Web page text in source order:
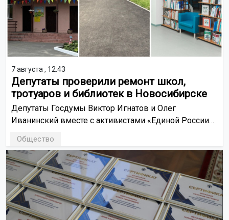
7 августа , 12:43
Депутаты проверили ремонт школ,
тротуаров и библиотек в Новосибирске
Депутаты Госдумы Виктор Игнатов и Олег
Иванинский вместе с активистами «Единой России»
Они оценили готовность школ, детских садов
и библиотек к новому учебному году.
Общество